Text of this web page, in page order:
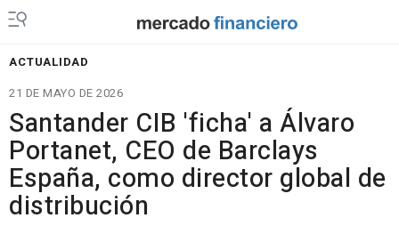
ACTUALIDAD
21 DE MAYO DE 2026
Santander CIB 'ficha' a Álvaro
Portanet, CEO de Barclays
España, como director global de
distribución